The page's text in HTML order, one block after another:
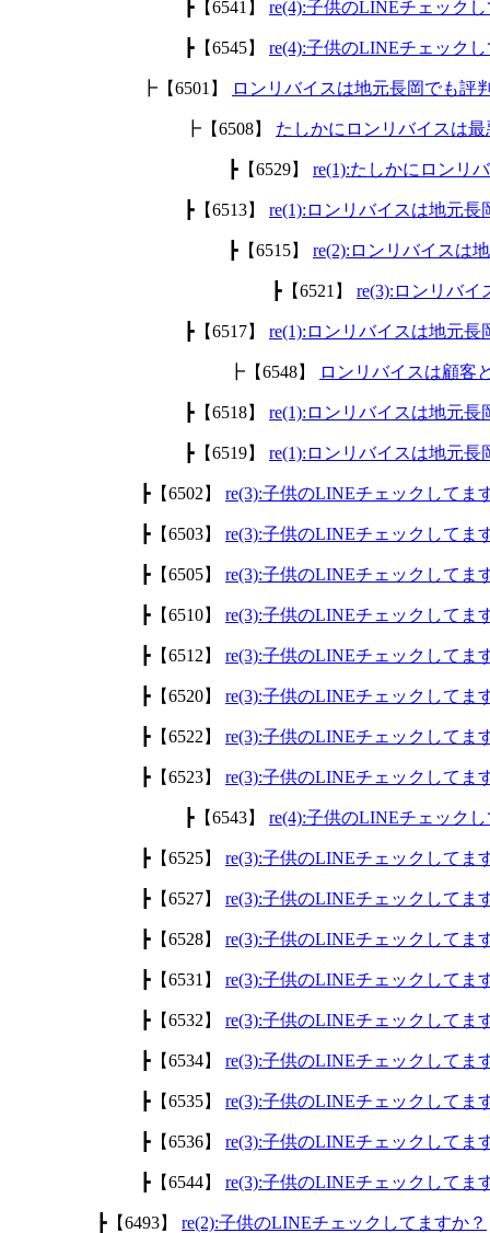
┣【6541】 re(4):子供のLINEチェック
┣【6545】 re(4):子供のLINEチェック
┣【6501】 ロンリバイスは地元長岡でも評
┣【6508】 たしかにロンリバイスは
┣【6529】 re(1):たしかにロンリ
┣【6513】 re(1):ロンリバイスは地元
┣【6515】 re(2):ロンリバイスは
┣【6521】 re(3):ロンリバ
┣【6517】 re(1):ロンリバイスは地元
┣【6548】 ロンリバイスは顧客
┣【6518】 re(1):ロンリバイスは地元
┣【6519】 re(1):ロンリバイスは地元
┣【6502】 re(3):子供のLINEチェックしてま
┣【6503】 re(3):子供のLINEチェックしてま
┣【6505】 re(3):子供のLINEチェックしてま
┣【6510】 re(3):子供のLINEチェックしてま
┣【6512】 re(3):子供のLINEチェックしてま
┣【6520】 re(3):子供のLINEチェックしてま
┣【6522】 re(3):子供のLINEチェックしてま
┣【6523】 re(3):子供のLINEチェックしてま
┣【6543】 re(4):子供のLINEチェック
┣【6525】 re(3):子供のLINEチェックしてま
┣【6527】 re(3):子供のLINEチェックしてま
┣【6528】 re(3):子供のLINEチェックしてま
┣【6531】 re(3):子供のLINEチェックしてま
┣【6532】 re(3):子供のLINEチェックしてま
┣【6534】 re(3):子供のLINEチェックしてま
┣【6535】 re(3):子供のLINEチェックしてま
┣【6536】 re(3):子供のLINEチェックしてま
┣【6544】 re(3):子供のLINEチェックしてま
┣【6493】 re(2):子供のLINEチェックしてますか？